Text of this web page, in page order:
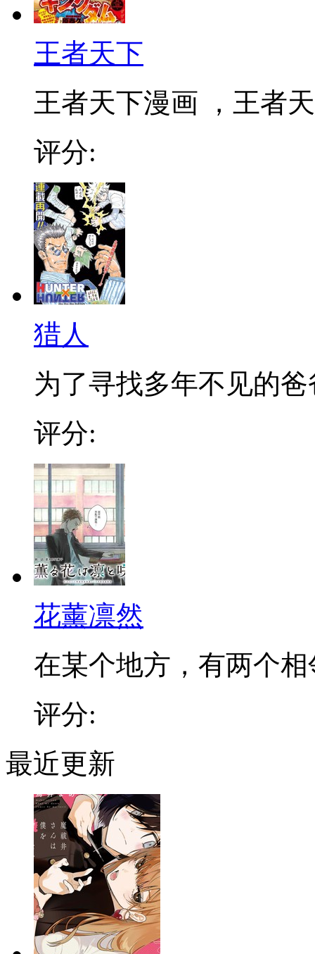
王者天下
王者天下漫画 ，王者
评分:
猎人
为了寻找多年不见的爸
评分:
花薰凛然
在某个地方，有两个相
评分:
最近更新